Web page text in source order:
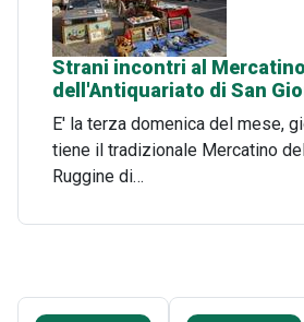
Strani incontri al Mercatino
dell'Antiquariato di San
E' la terza domenica del mese,
tiene il tradizionale Mercatino
Ruggine di…